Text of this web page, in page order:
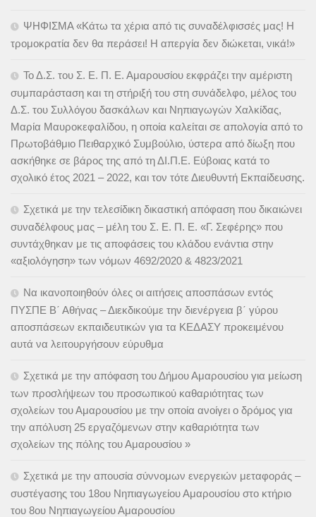
ΨΗΦΙΣΜΑ «Κάτω τα χέρια από τις συναδέλφισσές μας! Η
τρομοκρατία δεν θα περάσει! Η απεργία δεν διώκεται, νικά!»
Το Δ.Σ. του Σ. Ε. Π. Ε. Αμαρουσίου εκφράζει την αμέριστη
συμπαράσταση και τη στήριξή του στη συνάδελφο, μέλος του
Δ.Σ. του Συλλόγου δασκάλων και Νηπιαγωγών Χαλκίδας,
Μαρία Μαυροκεφαλίδου, η οποία καλείται σε απολογία από το
Πρωτοβάθμιο Πειθαρχικό Συμβούλιο, ύστερα από δίωξη που
ασκήθηκε σε βάρος της από τη ΔΙ.Π.Ε. Εύβοιας κατά το
σχολικό έτος 2021 – 2022, και τον τότε Διευθυντή Εκπαίδευσης.
Σχετικά με την τελεσίδικη δικαστική απόφαση που δικαιώνει
συναδέλφους μας – μέλη του Σ. Ε. Π. Ε. «Γ. Σεφέρης» που
συντάχθηκαν με τις αποφάσεις του κλάδου ενάντια στην
«αξιολόγηση» των νόμων 4692/2020 & 4823/2021
Να ικανοποιηθούν όλες οι αιτήσεις αποσπάσων εντός
ΠΥΣΠΕ Β΄ Αθήνας – Διεκδικούμε την διενέργεια β΄ γύρου
αποσπάσεων εκπαιδευτικών για τα ΚΕΔΑΣΥ προκειμένου
αυτά να λειτουργήσουν εύρυθμα
Σχετικά με την απόφαση του Δήμου Αμαρουσίου για μείωση
των προσλήψεων του προσωπικού καθαριότητας των
σχολείων του Αμαρουσίου με την οποία ανοίγει ο δρόμος για
την απόλυση 25 εργαζόμενων στην καθαριότητα των
σχολείων της πόλης του Αμαρουσίου »
Σχετικά με την απουσία σύννομων ενεργειών μεταφοράς –
συστέγασης του 18ου Νηπιαγωγείου Αμαρουσίου στο κτήριο
του 8ου Νηπιαγωγείου Αμαρουσίου